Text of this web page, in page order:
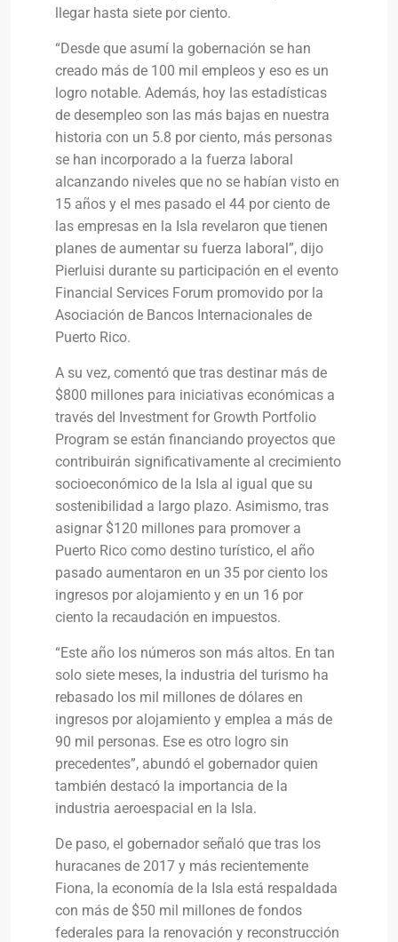
llegar hasta siete por ciento.
“Desde que asumí la gobernación se han
creado más de 100 mil empleos y eso es un
logro notable. Además, hoy las estadísticas
de desempleo son las más bajas en nuestra
historia con un 5.8 por ciento, más personas
se han incorporado a la fuerza laboral
alcanzando niveles que no se habían visto en
15 años y el mes pasado el 44 por ciento de
las empresas en la Isla revelaron que tienen
planes de aumentar su fuerza laboral”, dijo
Pierluisi durante su participación en el evento
Financial Services Forum promovido por la
Asociación de Bancos Internacionales de
Puerto Rico.
A su vez, comentó que tras destinar más de
$800 millones para iniciativas económicas a
través del Investment for Growth Portfolio
Program se están financiando proyectos que
contribuirán significativamente al crecimiento
socioeconómico de la Isla al igual que su
sostenibilidad a largo plazo. Asimismo, tras
asignar $120 millones para promover a
Puerto Rico como destino turístico, el año
pasado aumentaron en un 35 por ciento los
ingresos por alojamiento y en un 16 por
ciento la recaudación en impuestos.
“Este año los números son más altos. En tan
solo siete meses, la industria del turismo ha
rebasado los mil millones de dólares en
ingresos por alojamiento y emplea a más de
90 mil personas. Ese es otro logro sin
precedentes”, abundó el gobernador quien
también destacó la importancia de la
industria aeroespacial en la Isla.
De paso, el gobernador señaló que tras los
huracanes de 2017 y más recientemente
Fiona, la economía de la Isla está respaldada
con más de $50 mil millones de fondos
federales para la renovación y reconstrucción